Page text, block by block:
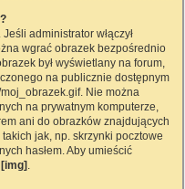
administrator włączył
wgrać obrazek bezpośrednio
był wyświetlany na forum,
na publicznie dostępnym
Nie można
na prywatnym komputerze,
ani do obrazków znajdujących
jak, np. skrzynki pocztowe
hasłem. Aby umieścić
[img] .